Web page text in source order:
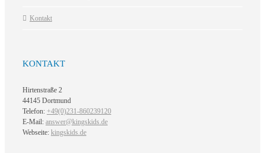
Kontakt
KONTAKT
Hirtenstraße 2
44145 Dortmund
Telefon: +49(0)231-860239120
E-Mail: answer@kingskids.de
Webseite: kingskids.de